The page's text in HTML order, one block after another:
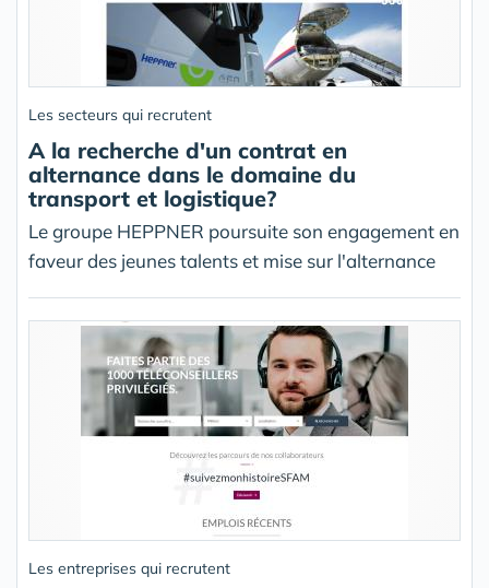
Les secteurs qui recrutent
A la recherche d'un contrat en
alternance dans le domaine du
transport et logistique?
Le groupe HEPPNER poursuite son engagement en
faveur des jeunes talents et mise sur l'alternance
Les entreprises qui recrutent